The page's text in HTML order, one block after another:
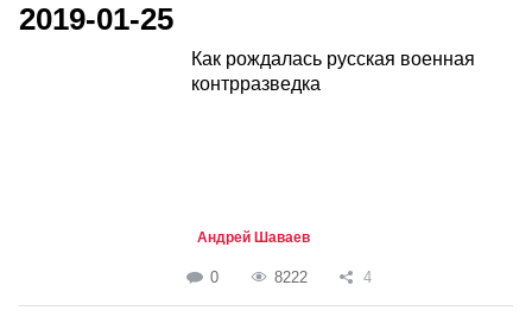
2019-01-25
Как рождалась русская военная
контрразведка
Андрей Шаваев
0 8222 4